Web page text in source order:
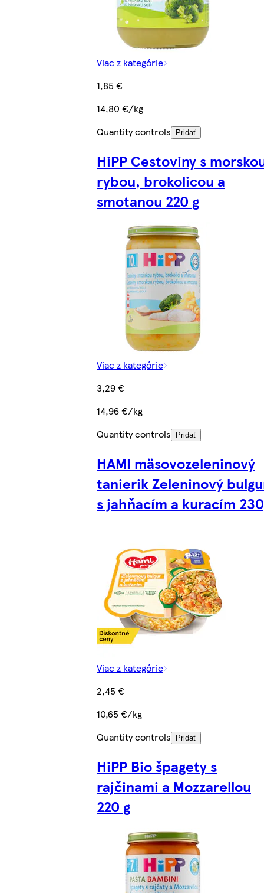
Viac z kategórie
1,85 €
14,80 €/kg
Quantity controls
Pridať
HiPP Cestoviny s
rybou, brokolicou a
smotanou 220 g
Viac z kategórie
3,29 €
14,96 €/kg
Quantity controls
Pridať
HAMI mäsovozeleninový
tanierik Zeleninový
s jahňacím a kuracím
Viac z kategórie
2,45 €
10,65 €/kg
Quantity controls
Pridať
HiPP Bio špagety s
rajčinami a Mozzarellou
220 g